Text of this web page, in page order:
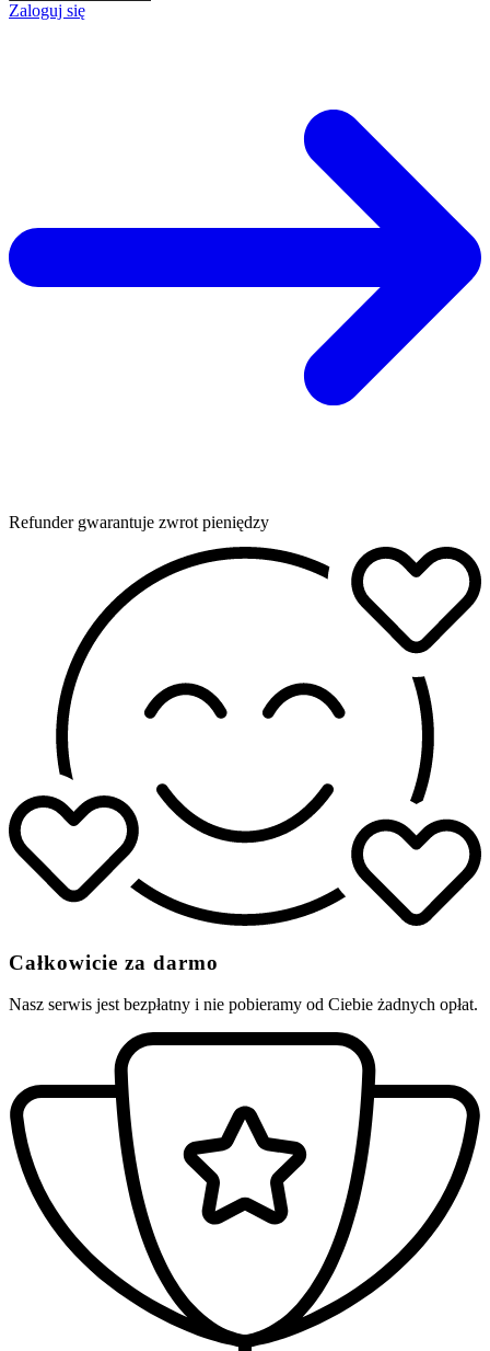
Zaloguj się
Refunder gwarantuje zwrot pieniędzy
Całkowicie za darmo
Nasz serwis jest bezpłatny i nie pobieramy od Ciebie żadnych opłat.